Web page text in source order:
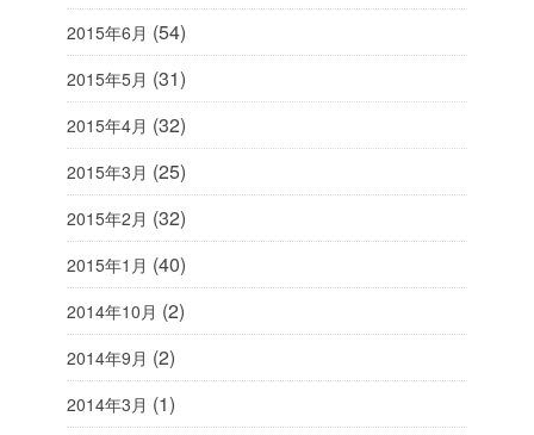
2015年6月 (54)
2015年5月 (31)
2015年4月 (32)
2015年3月 (25)
2015年2月 (32)
2015年1月 (40)
2014年10月 (2)
2014年9月 (2)
2014年3月 (1)